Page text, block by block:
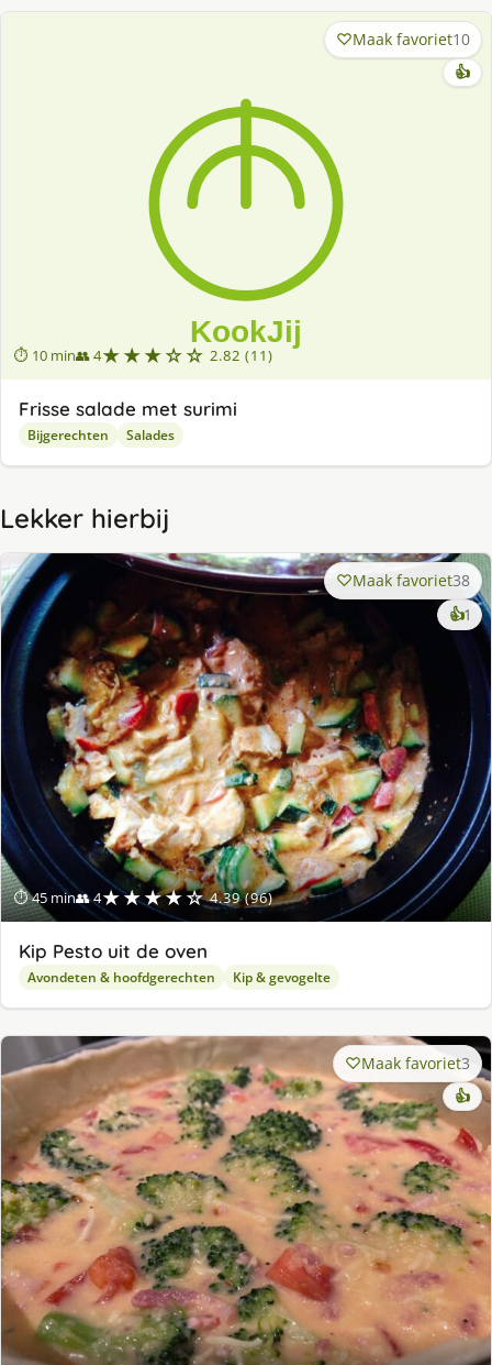
⏱ 10 min👥 4★★★☆☆ 2.82 (11)
Maak favoriet10
👍
Frisse salade met surimi
Bijgerechten Salades
Lekker hierbij
⏱ 45 min👥 4★★★★☆ 4.39 (96)
Maak favoriet38
👍1
Kip Pesto uit de oven
Avondeten & hoofdgerechten Kip & gevogelte
Maak favoriet3
👍